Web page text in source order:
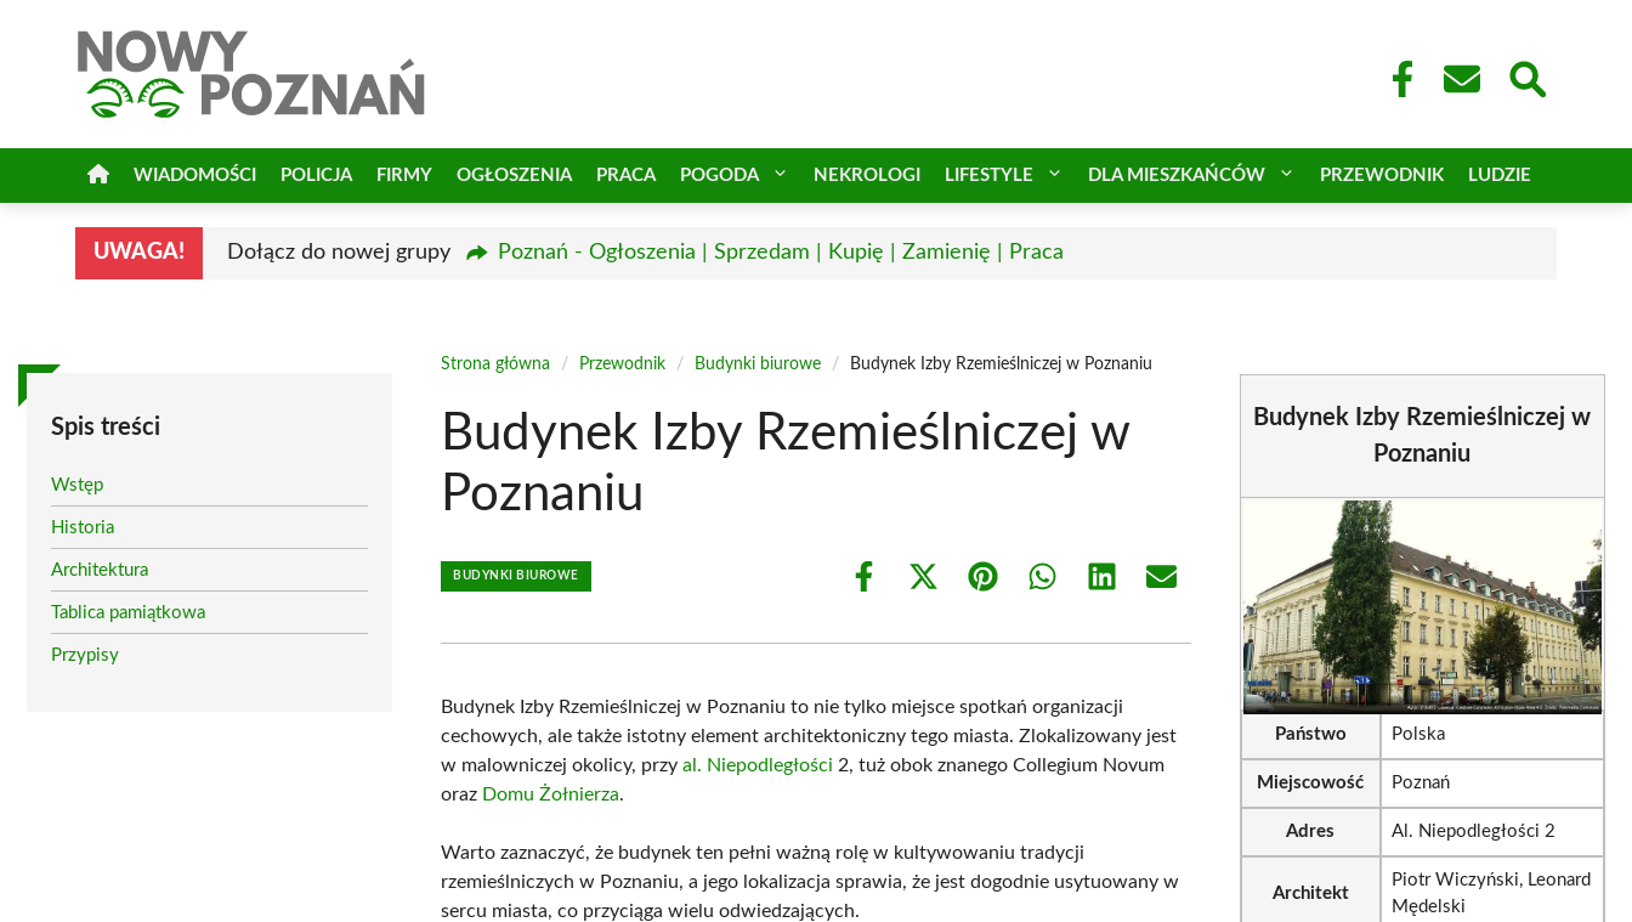
WIADOMOŚCI POLICJA FIRMY OGŁOSZENIA PRACA POGODA NEKROLOGI LIFESTYLE DLA MIESZKAŃCÓW PRZEWODNIK LUDZIE
UWAGA! Dołącz do nowej grupy Poznań - Ogłoszenia | Sprzedam | Kupię | Zamienię | Praca
Spis treści
Wstęp
Historia
Architektura
Tablica pamiątkowa
Przypisy
Strona główna / Przewodnik / Budynki biurowe / Budynek Izby Rzemieślniczej w Poznaniu
Budynek Izby Rzemieślniczej w
Poznaniu
BUDYNKI BIUROWE
Share
Share
(Twitter)
Share Share Share Share
Budynek Izby Rzemieślniczej w Poznaniu to nie tylko miejsce spotkań organizacji
cechowych, ale także istotny element architektoniczny tego miasta. Zlokalizowany jest
w malowniczej okolicy, przyal. Niepodległości 2, tuż obok znanego Collegium Novum
oraz Domu Żołnierza.
Warto zaznaczyć, że budynek ten pełni ważną rolę w kultywowaniu tradycji
rzemieślniczych w Poznaniu, a jego lokalizacja sprawia, że jest dogodnie usytuowany w
sercu miasta, co przyciąga wielu odwiedzających.
Budynek Izby Rzemieślniczej w
Poznaniu
Państwo Polska
Miejscowość Poznań
Adres Al. Niepodległości 2
Architekt
Piotr Wiczyński, Leonard
Mędelski